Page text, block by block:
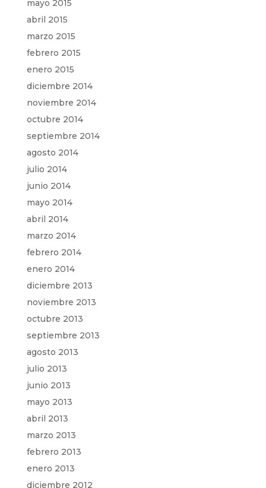
mayo 2015
abril 2015
marzo 2015
febrero 2015
enero 2015
diciembre 2014
noviembre 2014
octubre 2014
septiembre 2014
agosto 2014
julio 2014
junio 2014
mayo 2014
abril 2014
marzo 2014
febrero 2014
enero 2014
diciembre 2013
noviembre 2013
octubre 2013
septiembre 2013
agosto 2013
julio 2013
junio 2013
mayo 2013
abril 2013
marzo 2013
febrero 2013
enero 2013
diciembre 2012